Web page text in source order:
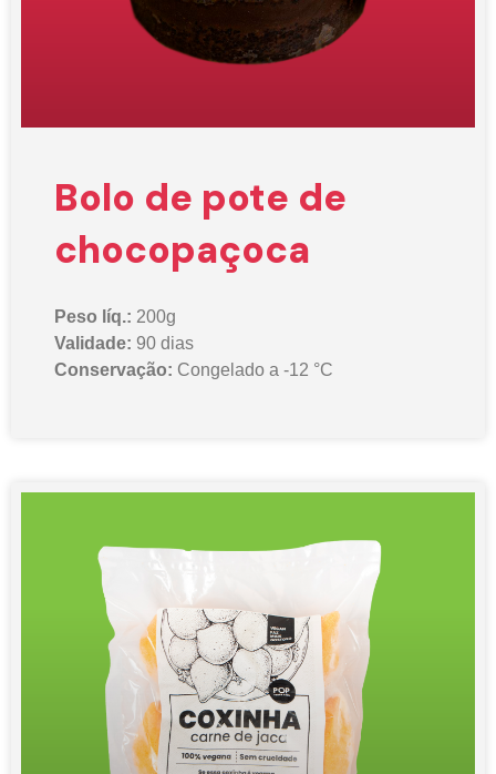
Bolo de pote de
chocopaçoca
Peso líq.: 200g
Validade: 90 dias
Conservação: Congelado a -12 °C